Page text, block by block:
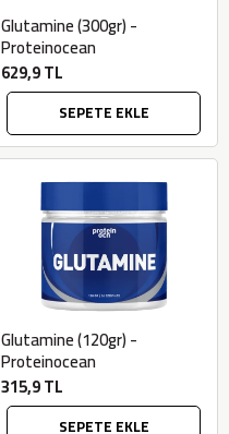
Glutamine (300gr) -
Proteinocean
629,9 TL
SEPETE EKLE
Glutamine (120gr) -
Proteinocean
315,9 TL
SEPETE EKLE